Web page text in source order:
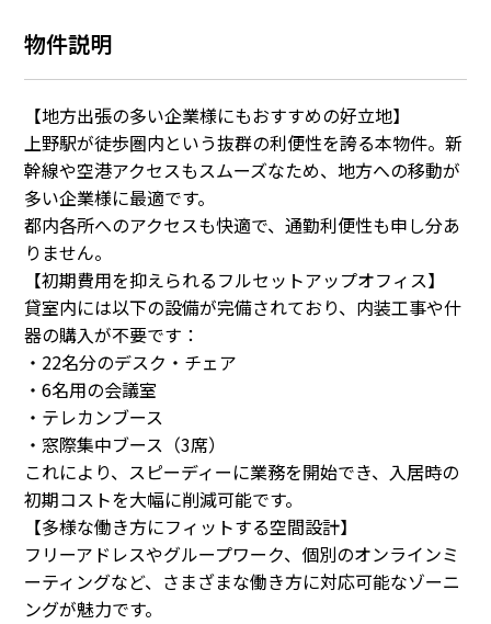
物件説明
【地方出張の多い企業様にもおすすめの好立地】
上野駅が徒歩圏内という抜群の利便性を誇る本物件。新
幹線や空港アクセスもスムーズなため、地方への移動が
多い企業様に最適です。
都内各所へのアクセスも快適で、通勤利便性も申し分あ
りません。
【初期費用を抑えられるフルセットアップオフィス】
貸室内には以下の設備が完備されており、内装工事や什
器の購入が不要です：
・22名分のデスク・チェア
・6名用の会議室
・テレカンブース
・窓際集中ブース（3席）
これにより、スピーディーに業務を開始でき、入居時の
初期コストを大幅に削減可能です。
【多様な働き方にフィットする空間設計】
フリーアドレスやグループワーク、個別のオンラインミ
ーティングなど、さまざまな働き方に対応可能なゾーニ
ングが魅力です。